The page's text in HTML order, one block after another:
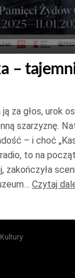
–
za głos, urok
szarzyznę.
– i choć
to na
zakończyła
Czytaj